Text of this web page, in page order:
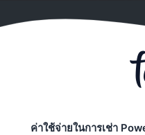
ค่าใช้จ่ายในการเช่า